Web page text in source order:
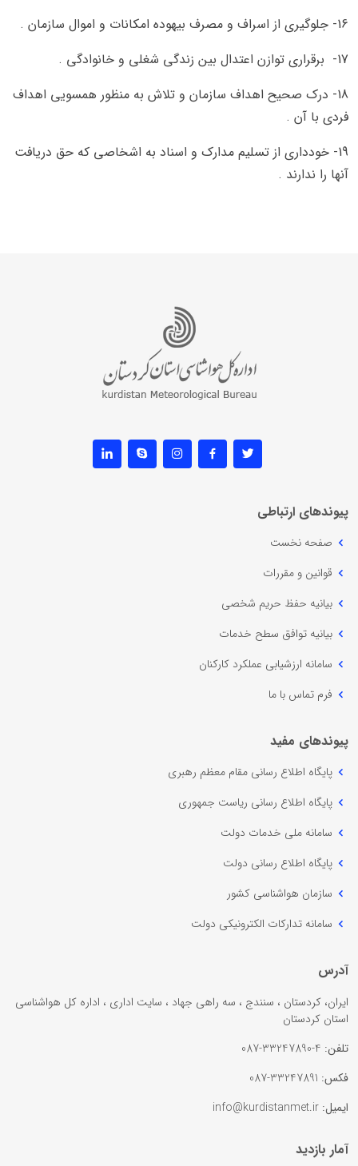
16- جلوگيري از اسراف و مصرف بيهوده امكانات و اموال سازمان .
17-
برقراري توازن اعتدال بين زندگي شغلي و خانوادگي .
18- درك صحيح اهداف سازمان و تلاش به منظور همسويي اهداف
فردي با آن .
19- خودداري از تسليم مدارك و اسناد به اشخاصي كه حق دريافت
آنها را ندارند .
پیوندهای ارتباطی
صفحه نخست
قوانین و مقررات
بیانیه حفظ حریم شخصی
بیانیه توافق سطح خدمات
سامانه ارزشیابی عملکرد کارکنان
فرم تماس با ما
پیوندهای مفید
پایگاه اطلاع رسانی مقام معظم رهبری
پایگاه اطلاع رسانی ریاست جمهوری
سامانه ملی خدمات دولت
پایگاه اطلاع رسانی دولت
سازمان هواشناسی کشور
سامانه تدارکات الکترونیکی دولت
آدرس
ایران، کردستان ، سنندج ، سه راهی جهاد ، سایت اداری ، اداره کل هواشناسی
استان کردستان
تلفن:
فکس:
ایمیل:
آمار بازدید